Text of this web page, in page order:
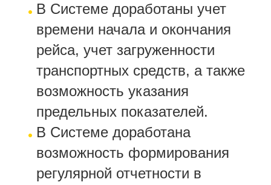
В Системе доработаны учет
времени начала и окончания
рейса, учет загруженности
транспортных средств, а также
возможность указания
предельных показателей.
В Системе доработана
возможность формирования
регулярной отчетности в